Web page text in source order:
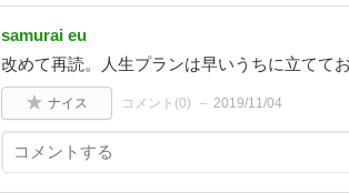
samurai eu
改めて再読。人生プランは早いうちに立てて
ナイス コメント(0) 2019/11/04